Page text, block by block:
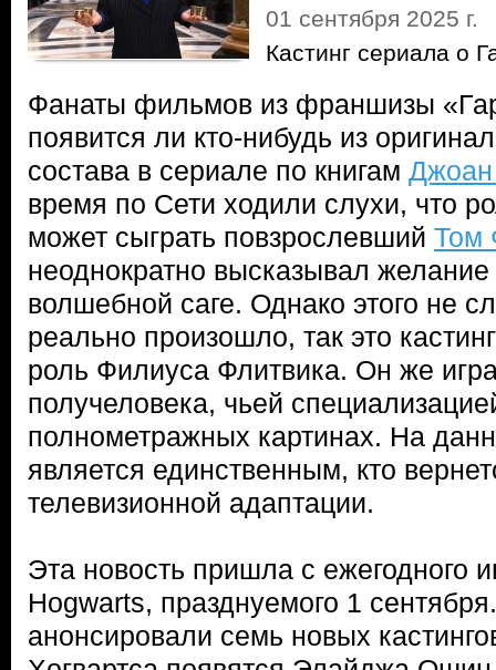
01 сентября 2025 г.
Кастинг сериала о
Фанаты фильмов из франшизы
появится ли кто-нибудь из
состава в сериале по книгам Джоан
время по Сети ходили слухи, что
может сыграть повзрослевший Том
неоднократно высказывал желание
волшебной саге. Однако этого не
реально произошло, так это
роль Филиуса Флитвика. Он же
получеловека, чьей
полнометражных картинах. На
является единственным, кто
телевизионной адаптации.
Эта новость пришла с ежегодного
Hogwarts, празднуемого 1
анонсировали семь новых